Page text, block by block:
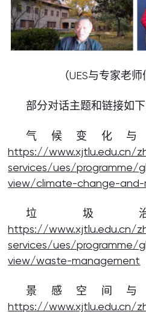
（UES与专家老
部分对话主题和链接如下
气候变化与
https://www.xjtlu.edu.cn/
services/ues/programme/
view/climate-change-and-
垃圾
https://www.xjtlu.edu.cn/
services/ues/programme/
view/waste-management
景感空间与
https://www.xjtlu.edu.cn/